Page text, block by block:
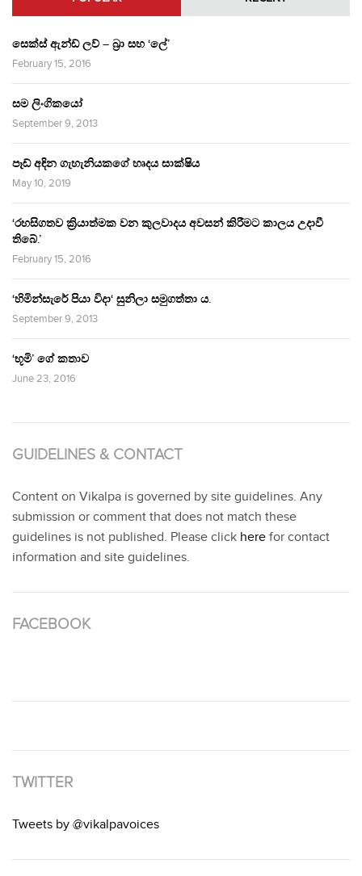
සෙක්ස් ඇන්ඩ් ලව් – බ්‍රා සහ ‘ලේ’
February 15, 2016
සම ලිංගිකයෝ
September 9, 2013
පෑඩ් අඳින ගැහැනියකගේ හෘදය සාක්ෂිය
May 10, 2019
‘රහසිගතව ක්‍රියාත්මක වන කුලවාදය අවසන් කිරීමට කාලය උදාවී
තිබේ.’
February 15, 2016
‘හිමින්සැරේ පියා විදා‘ සුනිලා සමුගත්තා ය.
September 9, 2013
‘භූමි’ ගේ කතාව
June 23, 2016
GUIDELINES & CONTACT
Content on Vikalpa is governed by site guidelines. Any
submission or comment that does not match these
guidelines is not published. Please click here for contact
information and site guidelines.
FACEBOOK
TWITTER
Tweets by @vikalpavoices